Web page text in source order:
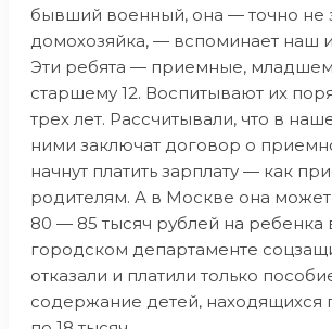
бывший военный, она — точно не
домохозяйка, — вспоминает наш
Эти ребята — приемные,
старшему 12. Воспитывают их
трех лет. Рассчитывали, что в
ними заключат договор о
начнут платить зарплату — как
родителям. А в Москве она
80 — 85 тысяч рублей на ребенка
городском департаменте
отказали и платили только
содержание детей,